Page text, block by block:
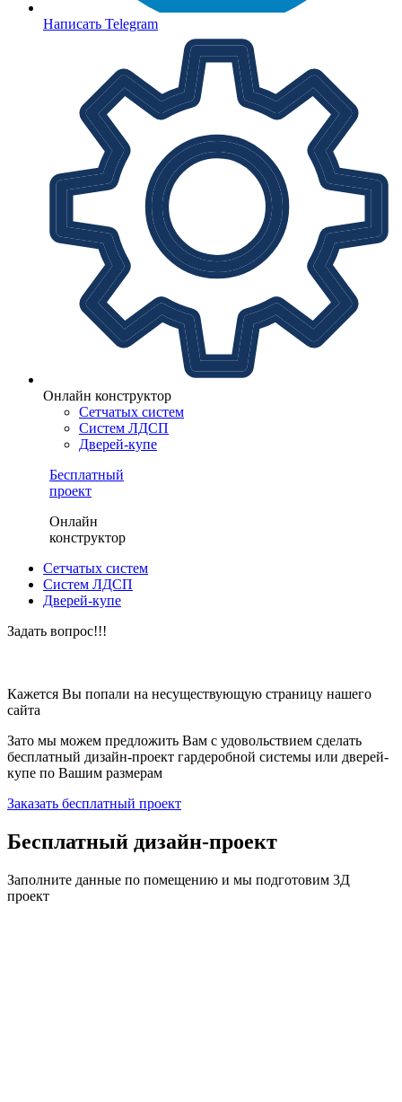
Написать Telegram
Онлайн конструктор
Сетчатых систем
Систем ЛДСП
Дверей-купе
Бесплатный
проект
Онлайн
конструктор
Сетчатых систем
Систем ЛДСП
Дверей-купе
Задать вопрос!!!
Кажется Вы попали на несуществующую страницу нашего
сайта
Зато мы можем предложить Вам с удовольствием сделать
бесплатный дизайн-проект гардеробной системы или дверей-
купе по Вашим размерам
Заказать бесплатный проект
Бесплатный дизайн-проект
Заполните данные по помещению и мы подготовим 3Д
проект